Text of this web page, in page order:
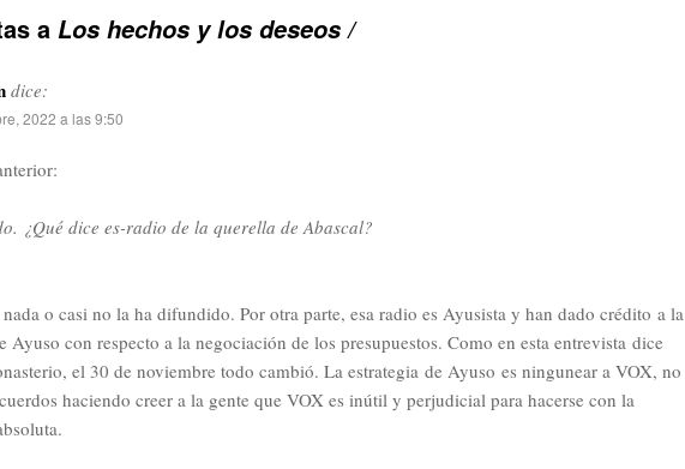
a Los hechos y los deseos /
dice:
2022 a las 9:50
¿Qué dice es-radio de la querella de Abascal?
o casi no la ha difundido. Por otra parte, esa radio es Ayusista y han dado crédito a la
Ayuso con respecto a la negociación de los presupuestos. Como en esta entrevista dice
el 30 de noviembre todo cambió. La estrategia de Ayuso es ningunear a VOX, no
haciendo creer a la gente que VOX es inútil y perjudicial para hacerse con la